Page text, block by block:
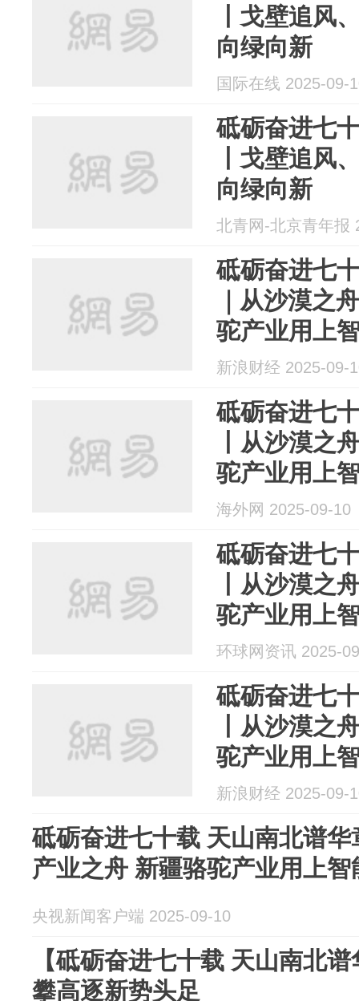
丨戈壁追风
向绿向新
国际在线 2025-09-
砥砺奋进七
丨戈壁追风
向绿向新
北青网-北京青年报
砥砺奋进七
｜从沙漠之
驼产业用上
新浪财经 2025-09-
砥砺奋进七
丨从沙漠之
驼产业用上
海外网 2025-09-10
砥砺奋进七
丨从沙漠之
驼产业用上
环球网资讯 2025-
砥砺奋进七
丨从沙漠之
驼产业用上
新浪财经 2025-09-
砥砺奋进七十载 天山南北谱
产业之舟 新疆骆驼产业用上智
央视新闻客户端 2025-09-10
【砥砺奋进七十载 天山南北
攀高逐新势头足